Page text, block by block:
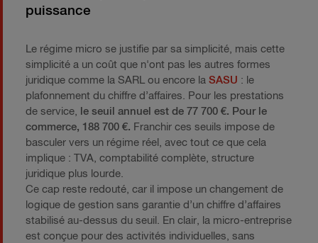
puissance
Le régime micro se justifie par sa simplicité, mais cette
simplicité a un coût que n'ont pas les autres formes
juridique comme la SARL ou encore la SASU : le
plafonnement du chiffre d’affaires. Pour les prestations
de service,
le seuil annuel est de 77 700 €. Pour le
commerce, 188 700 €. Franchir ces seuils impose de
basculer vers un régime réel, avec tout ce que cela
implique : TVA, comptabilité complète, structure
juridique plus lourde.
Ce cap reste redouté, car il impose un changement de
logique de gestion sans garantie d’un chiffre d’affaires
stabilisé au-dessus du seuil. En clair, la micro-entreprise
est conçue pour des activités individuelles, sans